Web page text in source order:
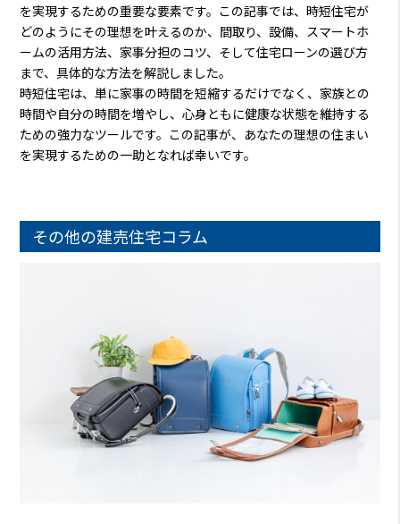
を実現するための重要な要素です。この記事では、時短住宅が
どのようにその理想を叶えるのか、間取り、設備、スマートホ
ームの活用方法、家事分担のコツ、そして住宅ローンの選び方
まで、具体的な方法を解説しました。
時短住宅は、単に家事の時間を短縮するだけでなく、家族との
時間や自分の時間を増やし、心身ともに健康な状態を維持する
ための強力なツールです。この記事が、あなたの理想の住まい
を実現するための一助となれば幸いです。
その他の建売住宅コラム